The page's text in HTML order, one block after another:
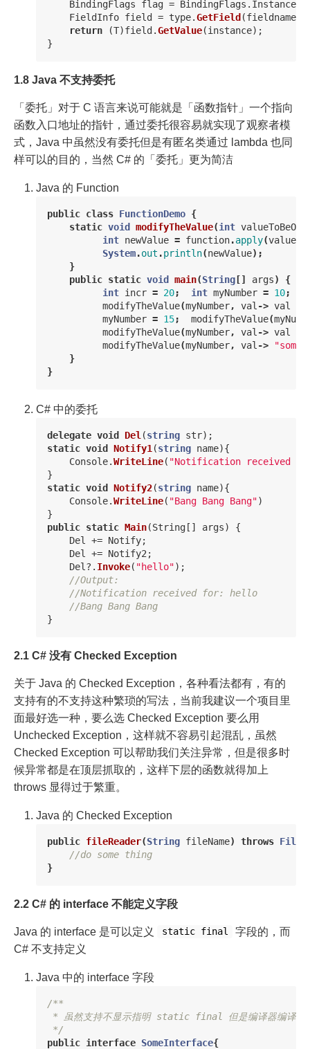
BindingFlags flag = BindingFlags . Instance
FieldInfo field = type.GetField(fieldname
return
(T)field.GetValue(instance);
}
1.8 Java 不支持委托
「委托」对于 C 语言来说可能就是「函数指针」一个指向
函数入口地址的指针，通过委托很容易就实现了观察者模
式，Java 中虽然没有委托但是有匿名类通过 lambda 也同
样可以的目的，当然 C# 的「委托」更为简洁
Java 的 Function
public class FunctionDemo {
static void modifyTheValue(int
int newValue = function.apply(
System.out .println(newValue);
}
public static void main(String[] args)
{
int incr = 20; int myNumber = 10;
modifyTheValue(myNumber, val -> val
myNumber = 15; modifyTheValue(
modifyTheValue(myNumber, val -> val
modifyTheValue(myNumber, val ->
}
}
C# 中的委托
delegate void Del (string str);
static void Notify1 (string name){
Console.WriteLine( "Notification received
}
static void Notify2(string name){
Console.WriteLine( "Bang Bang Bang")
}
public static Main(String[] args)
{
Del
+= Notify;
Del
+= Notify2 ;
Del ?. Invoke( "hello");
//Output:
//Notification received for: hello
//Bang Bang Bang
}
2.1 C# 没有 Checked Exception
关于 Java 的 Checked Exception，各种看法都有，有的
支持有的不支持这种繁琐的写法，当前我建议一个项目里
面最好选一种，要么选 Checked Exception 要么用
Unchecked Exception，这样就不容易引起混乱，虽然
Checked Exception 可以帮助我们关注异常，但是很多时
候异常都是在顶层抓取的，这样下层的函数就得加上
throws 显得过于繁重。
Java 的 Checked Exception
public fileReader(String fileName) throws
//do some thing
}
2.2 C# 的 interface 不能定义字段
Java 的 interface 是可以定义 static final
字段的，而
C# 不支持定义
Java 中的 interface 字段
/**
* 虽然支持不显示指明 static final 但是编译器编译之
*/
public interface SomeInterface{